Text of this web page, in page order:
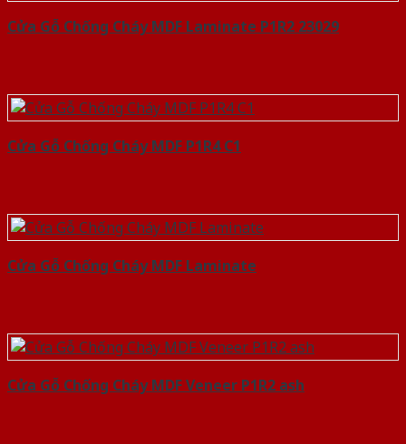
Cửa Gỗ Chống Cháy MDF Laminate P1R2 23029
Cửa Gỗ Chống Cháy MDF P1R4 C1
Cửa Gỗ Chống Cháy MDF Laminate
Cửa Gỗ Chống Cháy MDF Veneer P1R2 ash